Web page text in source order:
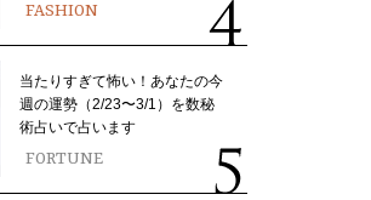
FASHION
当たりすぎて怖い！あなたの今
週の運勢（2/23〜3/1）を数秘
術占いで占います
FORTUNE